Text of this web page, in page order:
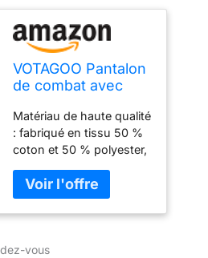
VOTAGOO Pantalon
de combat avec
pour la chasse, le
paintball, l'airsoft,
noir, S
Matériau de haute qualité
: fabriqué en tissu 50 %
coton et 50 % polyester,
fabriquée en matériau
YKK de haute qualité, qui
a une excellente
confortable, respirant et
vous